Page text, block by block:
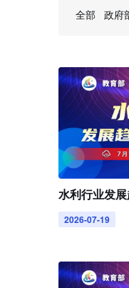
全部 政府
水利行业发
2026-07-19